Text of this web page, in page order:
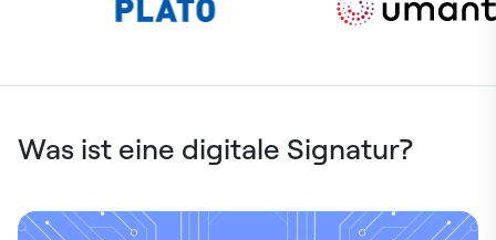
Was ist eine digitale Signatur?